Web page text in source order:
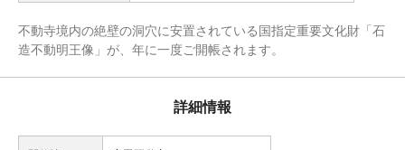
不動寺境内の絶壁の洞穴に安置されている国指定重要文化財「石
造不動明王像」が、年に一度ご開帳されます。
詳細情報